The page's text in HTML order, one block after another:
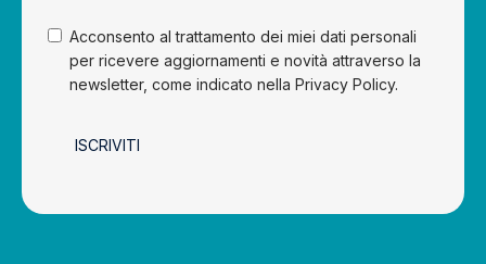
Acconsento al trattamento dei miei dati personali
per ricevere aggiornamenti e novità attraverso la
newsletter, come indicato nella Privacy Policy.
ISCRIVITI